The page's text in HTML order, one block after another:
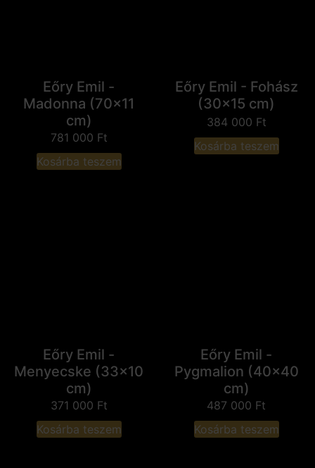
Eőry Emil -
Madonna (70x11
cm)
781 000 Ft
Kosárba teszem
Eőry Emil - Fohász
(30x15 cm)
384 000 Ft
Kosárba teszem
Eőry Emil -
Menyecske (33x10
cm)
371 000 Ft
Kosárba teszem
Eőry Emil -
Pygmalion (40x40
cm)
487 000 Ft
Kosárba teszem